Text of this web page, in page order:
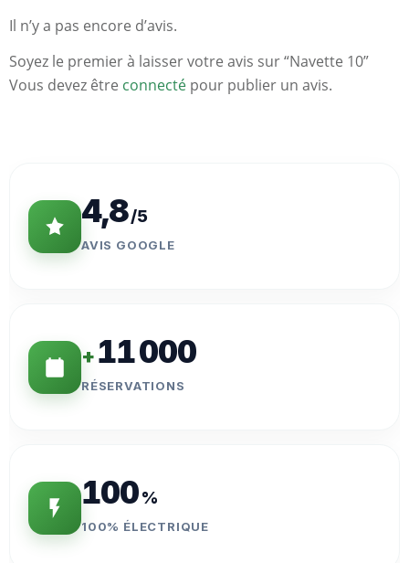
Il n’y a pas encore d’avis.
Soyez le premier à laisser votre avis sur “Navette 10”
Vous devez être connecté pour publier un avis.
4,8/5
AVIS GOOGLE
+11 000
RÉSERVATIONS
100%
100% ÉLECTRIQUE